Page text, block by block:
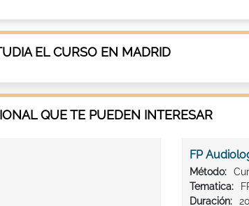
EL CURSO EN MADRID
QUE TE PUEDEN INTERESAR
FP
Método:
Tematica:
Duración: